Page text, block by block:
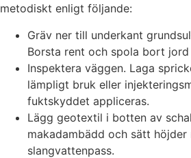
metodiskt enligt följande:
Gräv ner till underkant
Borsta rent och spola bort
Inspektera väggen. Laga
lämpligt bruk eller
fuktskyddet appliceras.
Lägg geotextil i botten av
makadambädd och sätt höjder
slangvattenpass.